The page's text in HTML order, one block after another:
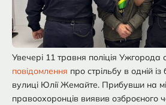
Увечері 11 травня поліція Ужгорода
повідомлення про стрільбу в одній
вулиці Юлії Жемайте. Прибувши на
правоохоронців виявив озброєного